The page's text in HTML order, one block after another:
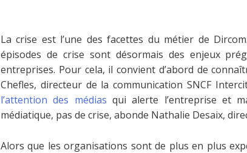
La crise est l’une des facettes du métier de
épisodes de crise sont désormais des enjeux
entreprises. Pour cela, il convient d’abord de
Chefles, directeur de la communication SNCF
l’attention des médias qui alerte l’entreprise et
médiatique, pas de crise, abonde Nathalie Desaix,
Alors que les organisations sont de plus en plus